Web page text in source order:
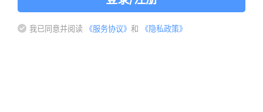
我已同意并阅读 《服务协议》和 《隐私政策》